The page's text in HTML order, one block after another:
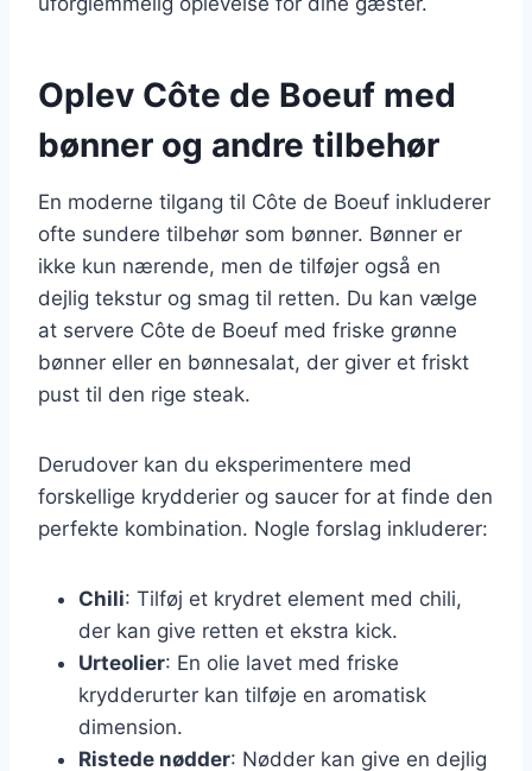
Oplev Côte de Boeuf med
bønner og andre tilbehør
En moderne tilgang til Côte de Boeuf inkluderer
ofte sundere tilbehør som bønner. Bønner er
ikke kun nærende, men de tilføjer også en
dejlig tekstur og smag til retten. Du kan vælge
at servere Côte de Boeuf med friske grønne
bønner eller en bønnesalat, der giver et friskt
pust til den rige steak.
Derudover kan du eksperimentere med
forskellige krydderier og saucer for at finde den
perfekte kombination. Nogle forslag inkluderer:
Chili: Tilføj et krydret element med chili,
der kan give retten et ekstra kick.
Urteolier: En olie lavet med friske
krydderurter kan tilføje en aromatisk
dimension.
Ristede nødder: Nødder kan give en dejlig